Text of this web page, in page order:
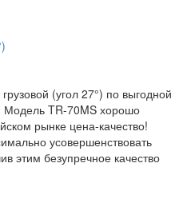
(угол 27°) по выгодной
Модель TR-70MS хорошо
рынке цена-качество!
усовершенствовать
этим безупречное качество